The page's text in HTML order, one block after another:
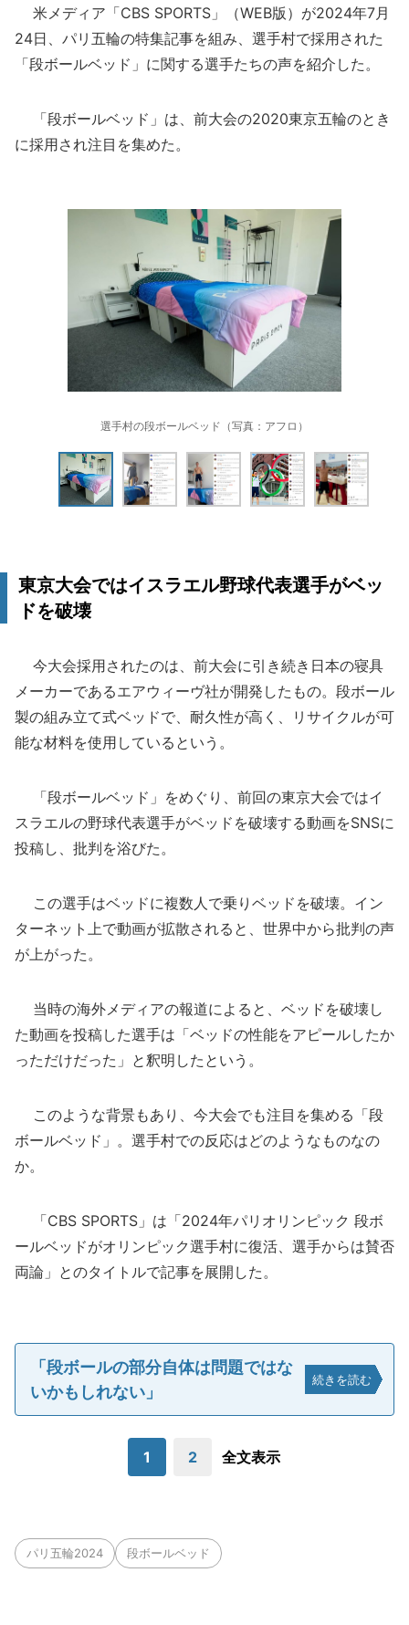
米メディア「CBS SPORTS」（WEB版）が2024年7月
24日、パリ五輪の特集記事を組み、選手村で採用された
「段ボールベッド」に関する選手たちの声を紹介した。
「段ボールベッド」は、前大会の2020東京五輪のとき
に採用され注目を集めた。
選手村の段ボールベッド（写真：アフロ）
東京大会ではイスラエル野球代表選手がベッ
ドを破壊
今大会採用されたのは、前大会に引き続き日本の寝具
メーカーであるエアウィーヴ社が開発したもの。段ボール
製の組み立て式ベッドで、耐久性が高く、リサイクルが可
能な材料を使用しているという。
「段ボールベッド」をめぐり、前回の東京大会ではイ
スラエルの野球代表選手がベッドを破壊する動画をSNSに
投稿し、批判を浴びた。
この選手はベッドに複数人で乗りベッドを破壊。イン
ターネット上で動画が拡散されると、世界中から批判の声
が上がった。
当時の海外メディアの報道によると、ベッドを破壊し
た動画を投稿した選手は「ベッドの性能をアピールしたか
っただけだった」と釈明したという。
このような背景もあり、今大会でも注目を集める「段
ボールベッド」。選手村での反応はどのようなものなの
か。
「CBS SPORTS」は「2024年パリオリンピック 段ボ
ールベッドがオリンピック選手村に復活、選手からは賛否
両論」とのタイトルで記事を展開した。
「段ボールの部分自体は問題ではな
いかもしれない」
続きを読む
1 2 全文表示
パリ五輪2024 段ボールベッド